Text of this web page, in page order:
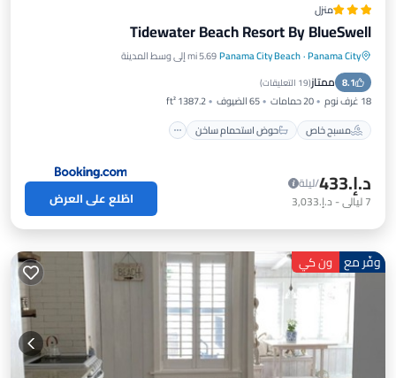
منزل
Tidewater Beach Resort By BlueSwell
Panama City
·
Panama City Beach5.69 mi إلى وسط المدينة
8.1 ممتاز(19 التعليقات )
18 غرف نوم 20 حمامات 65 الضيوف
1387.2 ft²
مسبح خاص
حوض استحمام ساخن
مسبح خاص
حوض استحمام ساخن
موقف سيارات
د.إ.‏433
/ليلة
7ليالي- د.إ.‏3,033 اطّلع على العرض
وفّر مع ون كي